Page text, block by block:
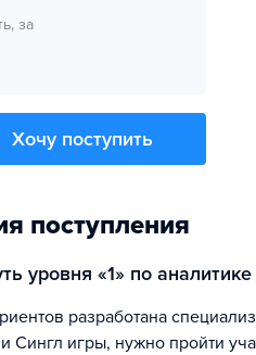
за
Хочу поступить
поступления
уровня «1» по
Сингл игры, нужно пройти